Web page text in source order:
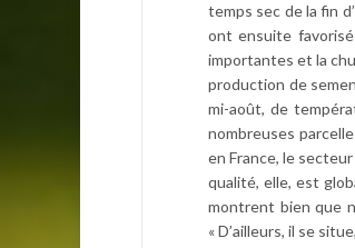
temps sec de la fin
ont ensuite
importantes et la
production de
mi-août, de
nombreuses
en France, le
qualité, elle, est
montrent bien que
« D’ailleurs, il se